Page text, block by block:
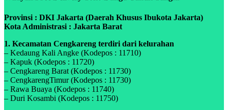
Provinsi : DKI Jakarta (Daerah Khusus Ibukota Jakarta)
Kota Administrasi : Jakarta Barat
1. Kecamatan Cengkareng terdiri dari kelurahan
– Kedaung Kali Angke (Kodepos : 11710)
– Kapuk (Kodepos : 11720)
– Cengkareng Barat (Kodepos : 11730)
– CengkarengTimur (Kodepos : 11730)
– Rawa Buaya (Kodepos : 11740)
– Duri Kosambi (Kodepos : 11750)